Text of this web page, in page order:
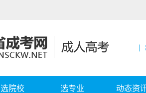
选院校 选专业 动态资